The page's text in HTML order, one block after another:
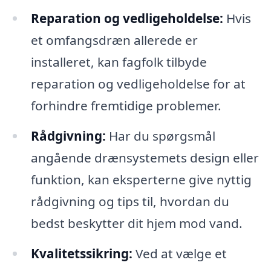
Reparation og vedligeholdelse: Hvis
et omfangsdræn allerede er
installeret, kan fagfolk tilbyde
reparation og vedligeholdelse for at
forhindre fremtidige problemer.
Rådgivning: Har du spørgsmål
angående drænsystemets design eller
funktion, kan eksperterne give nyttig
rådgivning og tips til, hvordan du
bedst beskytter dit hjem mod vand.
Kvalitetssikring: Ved at vælge et